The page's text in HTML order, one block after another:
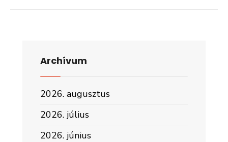
Archívum
2026. augusztus
2026. július
2026. június